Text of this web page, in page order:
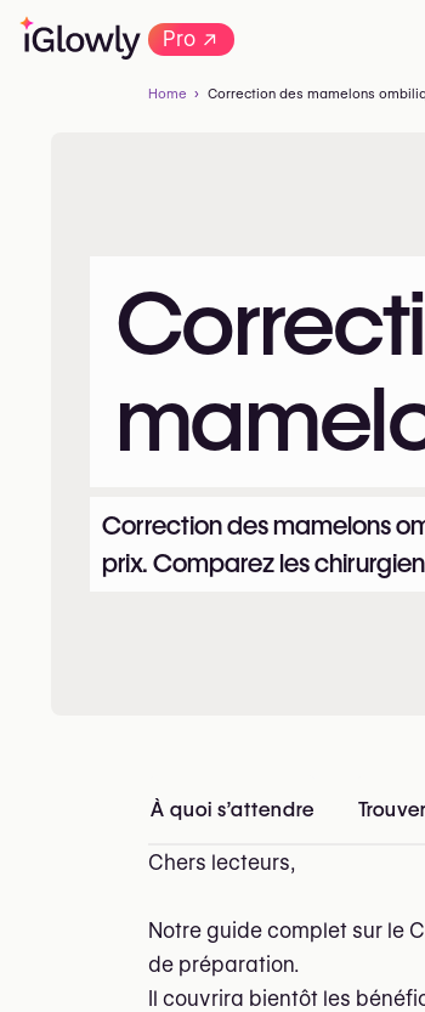
Pro→
Home Correction des mamelons
Correction des mamelons
prix. Comparez les
À quoi s’attendre
Chers lecteurs,
Notre guide complet sur le
de préparation.
Il couvrira bientôt les